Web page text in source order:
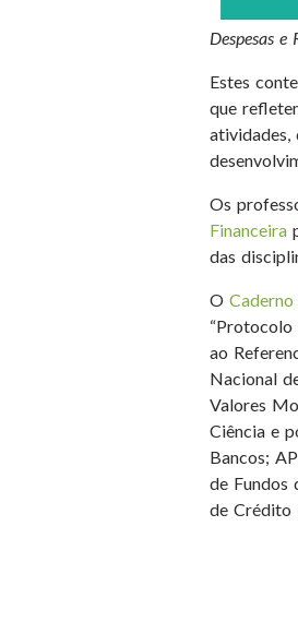
Despesas e
Estes
que
atividades,
Os
Financeira
das
O
ao
Nacional
Valores
Ciência e
Bancos;
de Fundos
de Crédito